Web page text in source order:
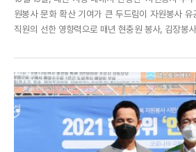
원봉사 문화 확산 기여가 큰 두드림이 자원봉사 유
직원의 선한 영향력으로 매년 현충원 봉사, 김장봉
게 된 값진 성과인만큼서로에게 칭찬과 격려의 박
드림은앞으로도 자원봉사활동을 통한 사회의 ...